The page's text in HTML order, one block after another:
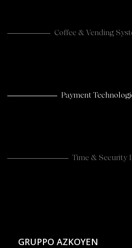
Coffee & Vending
Payment
Time & Security
GRUPPO AZKOYEN